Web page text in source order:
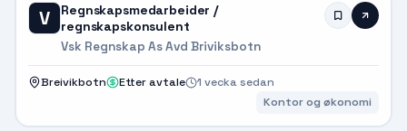
V
Regnskapsmedarbeider /
regnskapskonsulent
Vsk Regnskap As Avd Briviksbotn
Breivikbotn Etter avtale
1 vecka sedan
Kontor og økonomi